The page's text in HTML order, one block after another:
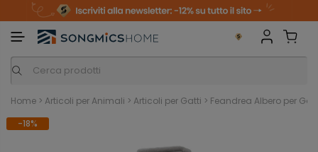
Home > Articoli per Animali > Articoli per Gatti > Feandrea Albero per
-18%
n
i